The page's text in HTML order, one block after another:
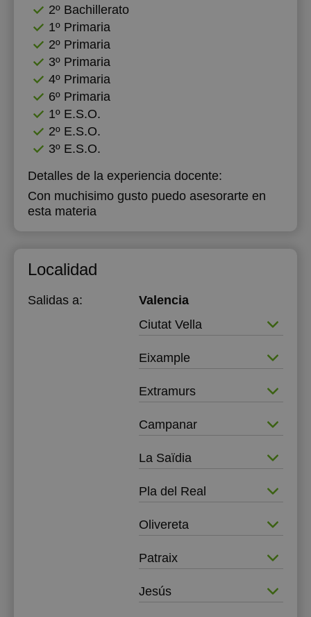
2º Bachillerato
1º Primaria
2º Primaria
3º Primaria
4º Primaria
6º Primaria
1º E.S.O.
2º E.S.O.
3º E.S.O.
Detalles de la experiencia docente:
Con muchisimo gusto puedo asesorarte en
esta materia
Localidad
Salidas a:
Valencia
Ciutat Vella
Eixample
Extramurs
Campanar
La Saïdia
Pla del Real
Olivereta
Patraix
Jesús